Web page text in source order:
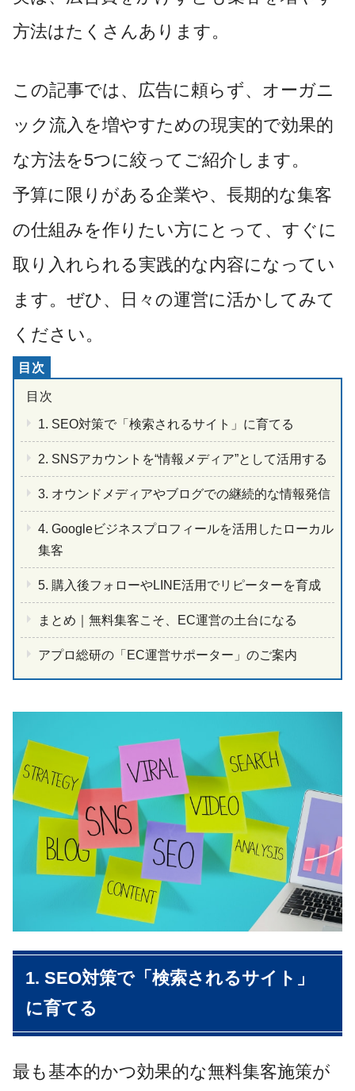
方法はたくさんあります。
この記事では、広告に頼らず、オーガニ
ック流入を増やすための現実的で効果的
な方法を5つに絞ってご紹介します。
予算に限りがある企業や、長期的な集客
の仕組みを作りたい方にとって、すぐに
取り入れられる実践的な内容になってい
ます。ぜひ、日々の運営に活かしてみて
ください。
1. SEO対策で「検索されるサイト」に育てる
2. SNSアカウントを“情報メディア”として活用する
3. オウンドメディアやブログでの継続的な情報発信
4. Googleビジネスプロフィールを活用したローカル
集客
5. 購入後フォローやLINE活用でリピーターを育成
まとめ｜無料集客こそ、EC運営の土台になる
アプロ総研の「EC運営サポーター」のご案内
1. SEO対策で「検索されるサイト」
に育てる
最も基本的かつ効果的な無料集客施策が